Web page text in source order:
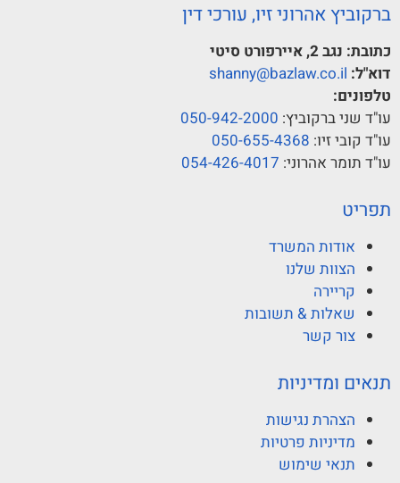
ברקוביץ אהרוני זיו, עורכי דין
כתובת: נגב 2, איירפורט סיטי
דוא"ל: shanny@bazlaw.co.il
טלפונים:
עו"ד שני ברקוביץ: 050-942-2000
עו"ד קובי זיו: 050-655-4368
עו"ד תומר אהרוני: 054-426-4017
תפריט
אודות המשרד
הצוות שלנו
קריירה
שאלות & תשובות
צור קשר
תנאים ומדיניות
הצהרת נגישות
מדיניות פרטיות
תנאי שימוש